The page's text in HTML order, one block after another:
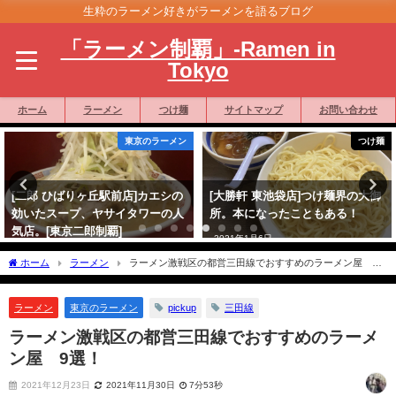
生粋のラーメン好きがラーメンを語るブログ
「ラーメン制覇」-Ramen in
Tokyo
ホーム ラーメン つけ麺 サイトマップ お問い合わせ
東京のラーメン
[二郎 ひばりヶ丘駅前店]カエシの
効いたスープ、ヤサイタワーの人
気店。[東京二郎制覇]
つけ麺
[大勝軒 東池袋店]つけ麺界の大御
所。本になったこともある！
2021年1月6日
ホーム ラーメン
ラーメン激戦区の都営三田線でおすすめのラーメン屋 9
選！
ラーメン 東京のラーメン pickup 三田線
ラーメン激戦区の都営三田線でおすすめのラーメ
ン屋 9選！
2021年12月23日 2021年11月30日 7分53秒